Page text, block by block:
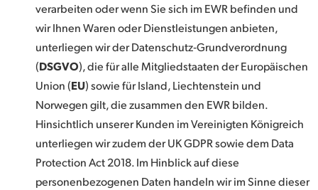
Poland
Portugal
Singapore
South Africa
Sweden
verarbeiten oder wenn Sie sich im EWR befinden und
wir Ihnen Waren oder Dienstleistungen anbieten,
unterliegen wir der Datenschutz‑Grundverordnung
(DSGVO), die für alle Mitgliedstaaten der Europäischen
Union (EU) sowie für Island, Liechtenstein und
Norwegen gilt, die zusammen den EWR bilden.
Hinsichtlich unserer Kunden im Vereinigten Königreich
unterliegen wir zudem der UK GDPR sowie dem Data
Protection Act 2018. Im Hinblick auf diese
personenbezogenen Daten handeln wir im Sinne dieser